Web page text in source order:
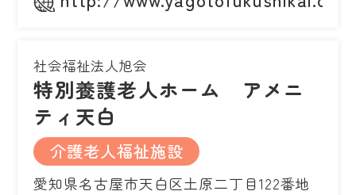
社会福祉法人旭会
特別養護老人ホーム アメニ
ティ天白
介護老人福祉施設
愛知県名古屋市天白区土原二丁目122番地